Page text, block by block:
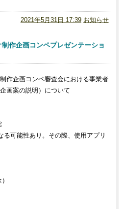
2021年5月31日 17:39 お知らせ
作企画コンペプレゼンテーショ
作企画コンペ審査会における事業者
画案の説明）について
可能性あり。その際、使用アプリ